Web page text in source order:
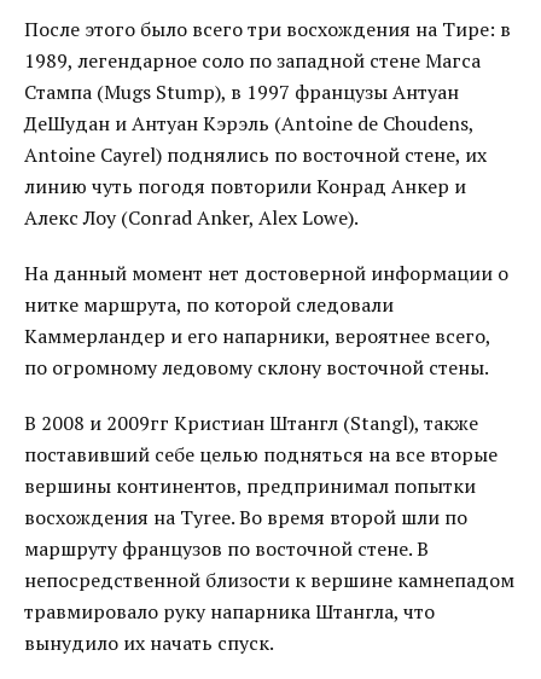
После этого было всего три восхождения на Тире: в
1989, легендарное соло по западной стене Магса
Стампа (Mugs Stump), в 1997 французы Антуан
ДеШудан и Антуан Кэрэль (Antoine de Choudens,
Antoine Cayrel) поднялись по восточной стене, их
линию чуть погодя повторили Конрад Анкер и
Алекс Лоу (Conrad Anker, Alex Lowe).
На данный момент нет достоверной информации о
нитке маршрута, по которой следовали
Каммерландер и его напарники, вероятнее всего,
по огромному ледовому склону восточной стены.
В 2008 и 2009гг Кристиан Штангл (Stangl), также
поставивший себе целью подняться на все вторые
вершины континентов, предпринимал попытки
восхождения на Tyree. Во время второй шли по
маршруту французов по восточной стене. В
непосредственной близости к вершине камнепадом
травмировало руку напарника Штангла, что
вынудило их начать спуск.